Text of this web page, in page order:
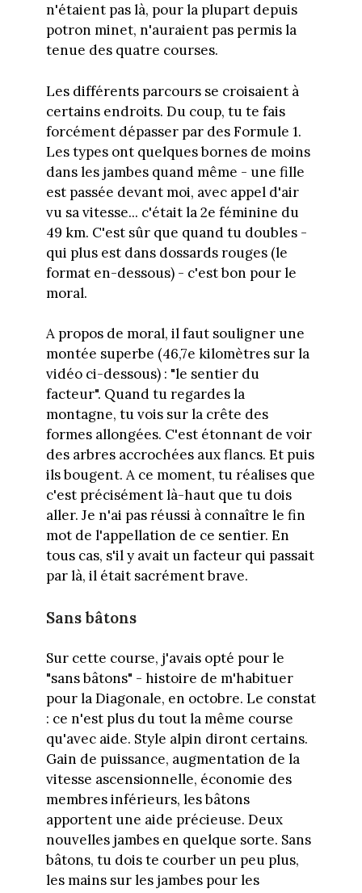
n'étaient pas là, pour la plupart depuis
potron minet, n'auraient pas permis la
tenue des quatre courses.
Les différents parcours se croisaient à
certains endroits. Du coup, tu te fais
forcément dépasser par des Formule 1.
Les types ont quelques bornes de moins
dans les jambes quand même - une fille
est passée devant moi, avec appel d'air
vu sa vitesse... c'était la 2e féminine du
49 km. C'est sûr que quand tu doubles -
qui plus est dans dossards rouges (le
format en-dessous) - c'est bon pour le
moral.
A propos de moral, il faut souligner une
montée superbe (46,7e kilomètres sur la
vidéo ci-dessous) : "le sentier du
facteur". Quand tu regardes la
montagne, tu vois sur la crête des
formes allongées. C'est étonnant de voir
des arbres accrochées aux flancs. Et puis
ils bougent. A ce moment, tu réalises que
c'est précisément là-haut que tu dois
aller. Je n'ai pas réussi à connaître le fin
mot de l'appellation de ce sentier. En
tous cas, s'il y avait un facteur qui passait
par là, il était sacrément brave.
Sans bâtons
Sur cette course, j'avais opté pour le
"sans bâtons" - histoire de m'habituer
pour la Diagonale, en octobre. Le constat
: ce n'est plus du tout la même course
qu'avec aide. Style alpin diront certains.
Gain de puissance, augmentation de la
vitesse ascensionnelle, économie des
membres inférieurs, les bâtons
apportent une aide précieuse. Deux
nouvelles jambes en quelque sorte. Sans
bâtons, tu dois te courber un peu plus,
les mains sur les jambes pour les